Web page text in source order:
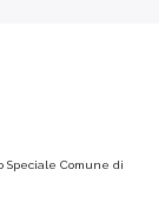
Speciale Comune di